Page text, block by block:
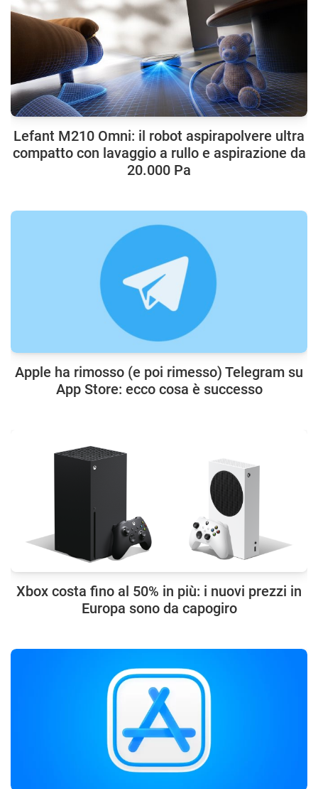
Lefant M210 Omni: il robot aspirapolvere ultra
compatto con lavaggio a rullo e aspirazione da
20.000 Pa
Apple ha rimosso (e poi rimesso) Telegram su
App Store: ecco cosa è successo
Xbox costa fino al 50% in più: i nuovi prezzi in
Europa sono da capogiro